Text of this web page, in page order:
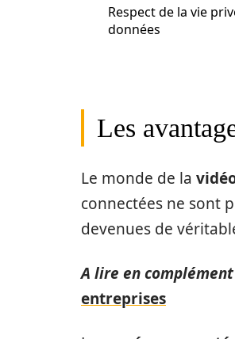
Respect de la vie
données
Les
Le monde de la
connectées ne sont
devenues de
A lire en
entreprises